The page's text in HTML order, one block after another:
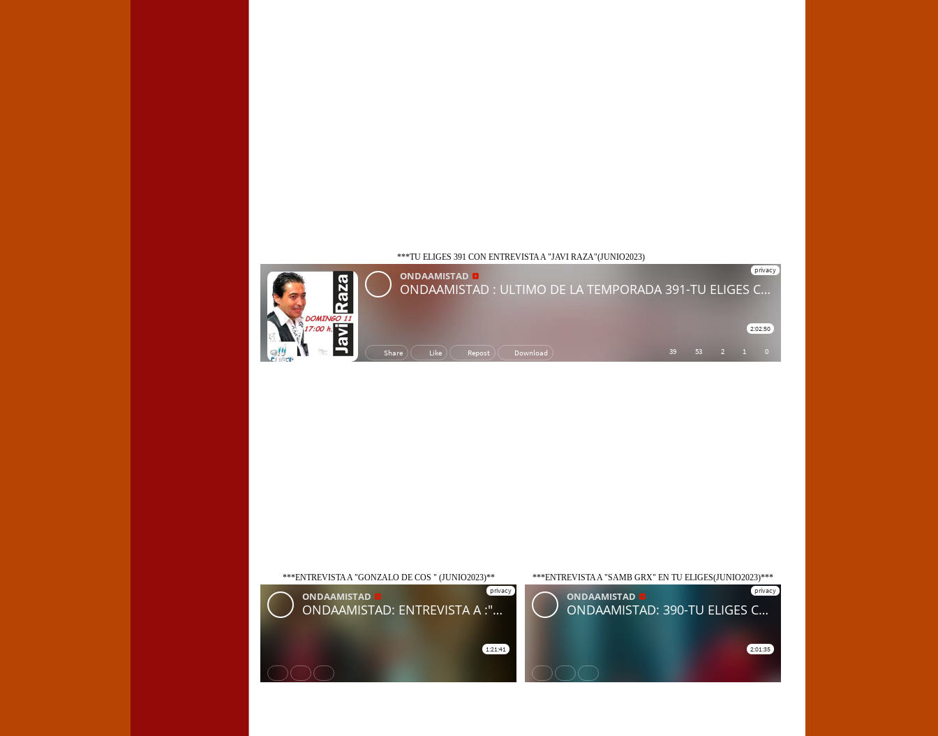
***TU ELIGES 391 CON ENTREVISTA A "JAVI RAZA"(JUNIO2023)
***ENTREVISTA A "GONZALO DE COS " (JUNIO2023)** ***ENTREVISTA A "SAMB GRX" EN TU ELIGES(JUNIO2023)***